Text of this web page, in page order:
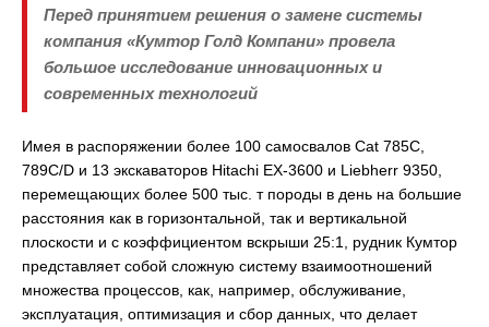
Перед принятием решения о замене системы
компания «Кумтор Голд Компани» провела
большое исследование инновационных и
современных технологий
Имея в распоряжении более 100 самосвалов Cat 785C,
789C/D и 13 экскаваторов Hitachi EX-3600 и Liebherr 9350,
перемещающих более 500 тыс. т породы в день на большие
расстояния как в горизонтальной, так и вертикальной
плоскости и с коэффициентом вскрыши 25:1, рудник Кумтор
представляет собой сложную систему взаимоотношений
множества процессов, как, например, обслуживание,
эксплуатация, оптимизация и сбор данных, что делает